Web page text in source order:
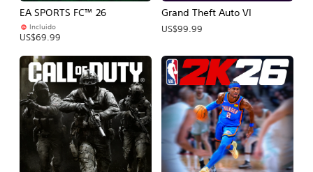
EA SPORTS FC™ 26
Incluido
US$69.99
Grand Theft Auto VI
US$99.99